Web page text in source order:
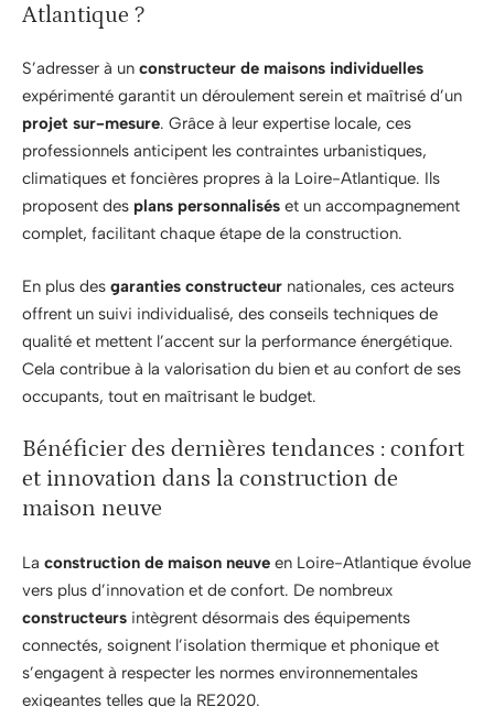
Atlantique ?
S’adresser à un constructeur de maisons individuelles
expérimenté garantit un déroulement serein et maîtrisé d’un
projet sur-mesure. Grâce à leur expertise locale, ces
professionnels anticipent les contraintes urbanistiques,
climatiques et foncières propres à la Loire-Atlantique. Ils
proposent des plans personnalisés et un accompagnement
complet, facilitant chaque étape de la construction.
En plus des garanties constructeur nationales, ces acteurs
offrent un suivi individualisé, des conseils techniques de
qualité et mettent l’accent sur la performance énergétique.
Cela contribue à la valorisation du bien et au confort de ses
occupants, tout en maîtrisant le budget.
Bénéficier des dernières tendances : confort
et innovation dans la construction de
maison neuve
La construction de maison neuve en Loire-Atlantique évolue
vers plus d’innovation et de confort. De nombreux
constructeurs intègrent désormais des équipements
connectés, soignent l’isolation thermique et phonique et
s’engagent à respecter les normes environnementales
exigeantes telles que la RE2020.